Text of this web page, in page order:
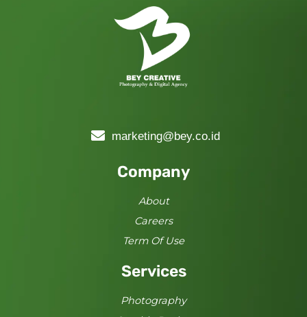
marketing@bey.co.id
Company
About
Careers
Term Of Use
Services
Photography